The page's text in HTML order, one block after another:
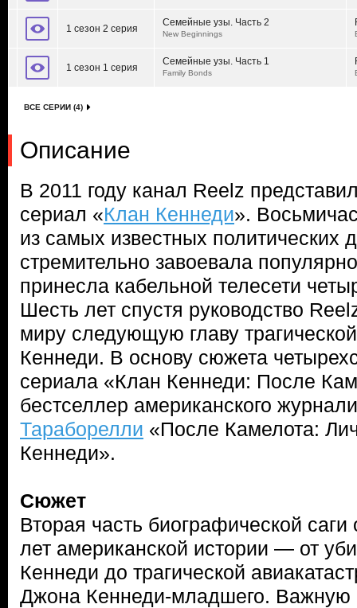
1 сезон 2 серия
Семейные узы. Часть 2
New Beginnings
1 сезон 1 серия
Семейные узы. Часть 1
Family Bonds
ВСЕ СЕРИИ (4)
Описание
В 2011 году канал Reelz
сериал «Клан Кеннеди».
из самых известных политических
стремительно завоевала
принесла кабельной телесети
Шесть лет спустя руководство
миру следующую главу
Кеннеди. В основу сюжета
сериала «Клан Кеннеди: После
бестселлер американского
Тараборелли «После Камелота:
Кеннеди».
Сюжет
Вторая часть биографической
лет американской истории — от
Кеннеди до трагической
Джона Кеннеди-младшего. Важную